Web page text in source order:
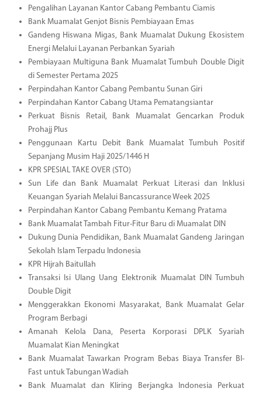
Pengalihan Layanan Kantor Cabang Pembantu Ciamis
Bank Muamalat Genjot Bisnis Pembiayaan Emas
Gandeng Hiswana Migas, Bank Muamalat Dukung Ekosistem
Energi Melalui Layanan Perbankan Syariah
Pembiayaan Multiguna Bank Muamalat Tumbuh Double Digit
di Semester Pertama 2025
Perpindahan Kantor Cabang Pembantu Sunan Giri
Perpindahan Kantor Cabang Utama Pematangsiantar
Perkuat Bisnis Retail, Bank Muamalat Gencarkan Produk
Prohajj Plus
Penggunaan Kartu Debit Bank Muamalat Tumbuh Positif
Sepanjang Musim Haji 2025/1446 H
KPR SPESIAL TAKE OVER (STO)
Sun Life dan Bank Muamalat Perkuat Literasi dan Inklusi
Keuangan Syariah Melalui Bancassurance Week 2025
Perpindahan Kantor Cabang Pembantu Kemang Pratama
Bank Muamalat Tambah Fitur-Fitur Baru di Muamalat DIN
Dukung Dunia Pendidikan, Bank Muamalat Gandeng Jaringan
Sekolah Islam Terpadu Indonesia
KPR Hijrah Baitullah
Transaksi Isi Ulang Uang Elektronik Muamalat DIN Tumbuh
Double Digit
Menggerakkan Ekonomi Masyarakat, Bank Muamalat Gelar
Program Berbagi
Amanah Kelola Dana, Peserta Korporasi DPLK Syariah
Muamalat Kian Meningkat
Bank Muamalat Tawarkan Program Bebas Biaya Transfer BI-
Fast untuk Tabungan Wadiah
Bank Muamalat dan Kliring Berjangka Indonesia Perkuat